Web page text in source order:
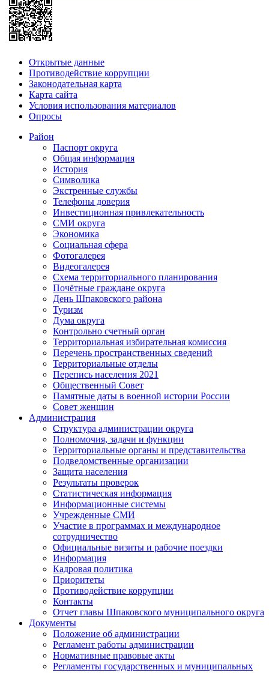
Открытые данные
Противодействие коррупции
Законодательная карта
Карта сайта
Условия использования материалов
Опросы
Район
Паспорт округа
Общая информация
История
Символика
Экстренные службы
Телефоны доверия
Инвестиционная привлекательность
СМИ округа
Экономика
Социальная сфера
Фотогалерея
Видеогалерея
Схема территориального планирования
Почётные граждане округа
День Шпаковского района
Туризм
Дума округа
Контрольно счетный орган
Территориальная избирательная комиссия
Перечень пространственных сведений
Территориальные отделы
Перепись населения 2021
Общественный Совет
Памятные даты в военной истории России
Совет женщин
Администрация
Структура администрации округа
Полномочия, задачи и функции
Территориальные органы и представительства
Подведомственные организации
Защита населения
Результаты проверок
Статистическая информация
Информационные системы
Учрежденные СМИ
Участие в программах и международное
сотрудничество
Официальные визиты и рабочие поездки
Информация
Кадровая политика
Приоритеты
Противодействие коррупции
Контакты
Отчет главы Шпаковского муниципального округа
Документы
Положение об администрации
Регламент работы администрации
Нормативные правовые акты
Регламенты государственных и муниципальных